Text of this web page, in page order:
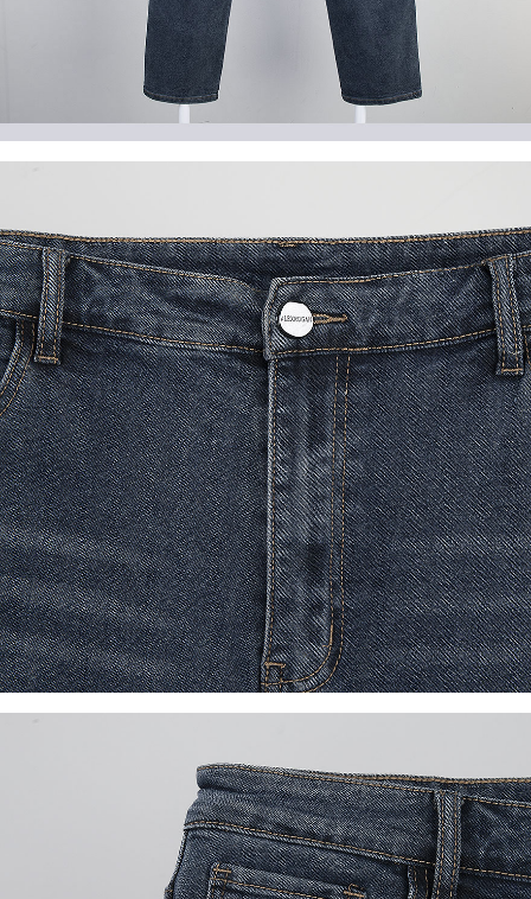
이코 라이프 하